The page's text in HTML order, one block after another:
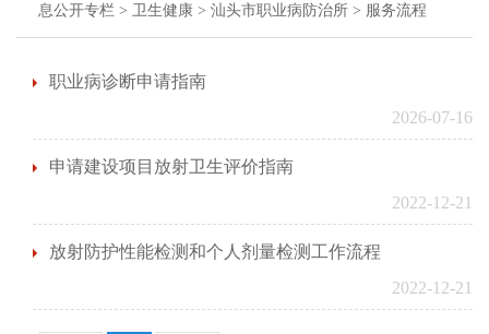
息公开专栏 > 卫生健康 > 汕头市职业病防治所 > 服务流程
职业病诊断申请指南
2026-07-16
申请建设项目放射卫生评价指南
2022-12-21
放射防护性能检测和个人剂量检测工作流程
2022-12-21